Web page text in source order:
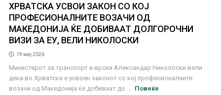
ХРВАТСКА УСВОИ ЗАКОН СО КОЈ
ПРОФЕСИОНАЛНИТЕ ВОЗАЧИ ОД
МАКЕДОНИЈА ЌЕ ДОБИВААТ ДОЛГОРОЧНИ
ВИЗИ ЗА ЕУ, ВЕЛИ НИКОЛОСКИ
19 мај 2026
Министерот за транспорт и врски Александар Николоски вели
дека во Хрватска е усвоен законот со кој професионалните
возачи од Македонија ќе добиваат до ...
Повеќе